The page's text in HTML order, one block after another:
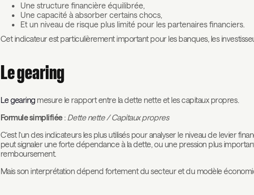
Une structure financière équilibrée,
Une capacité à absorber certains chocs,
Et un niveau de risque plus limité pour les partenaires financiers.
Cet indicateur est particulièrement important pour les banques, les
Le gearing
Le gearingmesure le rapport entre la dette nette et les capitaux propres.
Formule simplifiée: Dette nette / Capitaux propres
C’est l’un des indicateurs les plus utilisés pour analyser le niveau de levier
peut signaler une forte dépendance à la dette, ou une pression plus
remboursement.
Mais son interprétation dépend fortement du secteur et du modèle